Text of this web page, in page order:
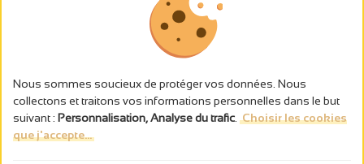
L’abus d’alcool est dangereux pour la santé, à consommer avec
modération.
Mentions légales
Politique de confidentialité
Fait en france par
Nous sommes soucieux de protéger vos données. Nous
collectons et traitons vos informations personnelles dans le but
suivant : Personnalisation, Analyse du trafic Choisir les cookies
que j'accepte...